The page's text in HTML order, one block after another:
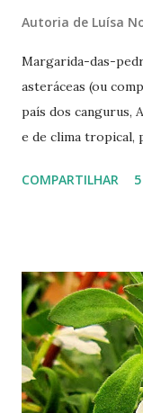
Autoria de Luísa
Margarida-das-
asteráceas (ou
país dos cangurus,
e de clima tropical,
divisão de
Pesquisando sobre
um filme que, pela
filme é Austrália ,
filme? Um bom
COMPARTILHAR